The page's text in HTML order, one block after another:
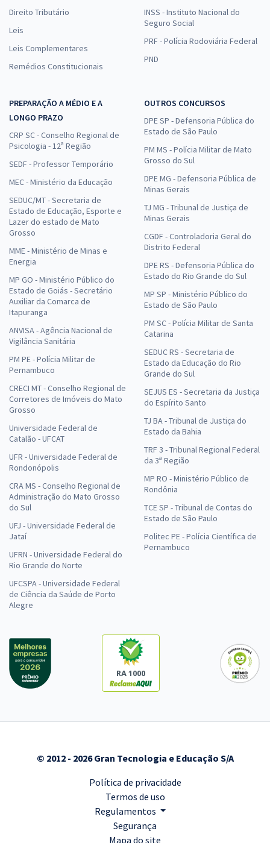
Direito Tributário
Leis
Leis Complementares
Remédios Constitucionais
INSS - Instituto Nacional do
Seguro Social
PRF - Polícia Rodoviária Federal
PND
PREPARAÇÃO A MÉDIO E A
LONGO PRAZO
CRP SC - Conselho Regional de
Psicologia - 12ª Região
SEDF - Professor Temporário
MEC - Ministério da Educação
SEDUC/MT - Secretaria de
Estado de Educação, Esporte e
Lazer do estado de Mato
Grosso
MME - Ministério de Minas e
Energia
MP GO - Ministério Público do
Estado de Goiás - Secretário
Auxiliar da Comarca de
Itapuranga
ANVISA - Agência Nacional de
Vigilância Sanitária
PM PE - Polícia Militar de
Pernambuco
CRECI MT - Conselho Regional de
Corretores de Imóveis do Mato
Grosso
Universidade Federal de
Catalão - UFCAT
UFR - Universidade Federal de
Rondonópolis
CRA MS - Conselho Regional de
Administração do Mato Grosso
do Sul
UFJ - Universidade Federal de
Jataí
UFRN - Universidade Federal do
Rio Grande do Norte
UFCSPA - Universidade Federal
de Ciência da Saúde de Porto
Alegre
OUTROS CONCURSOS
DPE SP - Defensoria Pública do
Estado de São Paulo
PM MS - Polícia Militar de Mato
Grosso do Sul
DPE MG - Defensoria Pública de
Minas Gerais
TJ MG - Tribunal de Justiça de
Minas Gerais
CGDF - Controladoria Geral do
Distrito Federal
DPE RS - Defensoria Pública do
Estado do Rio Grande do Sul
MP SP - Ministério Público do
Estado de São Paulo
PM SC - Polícia Militar de Santa
Catarina
SEDUC RS - Secretaria de
Estado da Educação do Rio
Grande do Sul
SEJUS ES - Secretaria da Justiça
do Espírito Santo
TJ BA - Tribunal de Justiça do
Estado da Bahia
TRF 3 - Tribunal Regional Federal
da 3ª Região
MP RO - Ministério Público de
Rondônia
TCE SP - Tribunal de Contas do
Estado de São Paulo
Politec PE - Polícia Científica de
Pernambuco
RA 1000
© 2012 - 2026 Gran Tecnologia e Educação S/A
Política de privacidade
Termos de uso
Regulamentos
Segurança
Mapa do site